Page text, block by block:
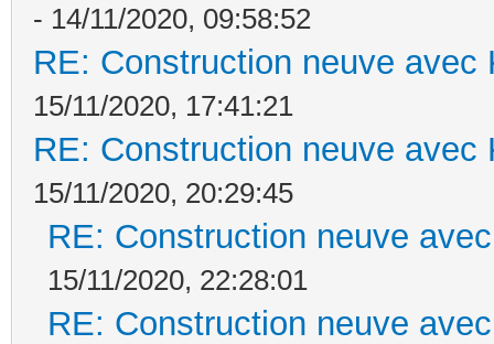
- 14/11/2020, 09:58:52
RE: Construction neuve avec
15/11/2020, 17:41:21
RE: Construction neuve avec
15/11/2020, 20:29:45
RE: Construction neuve
15/11/2020, 22:28:01
RE: Construction neuve